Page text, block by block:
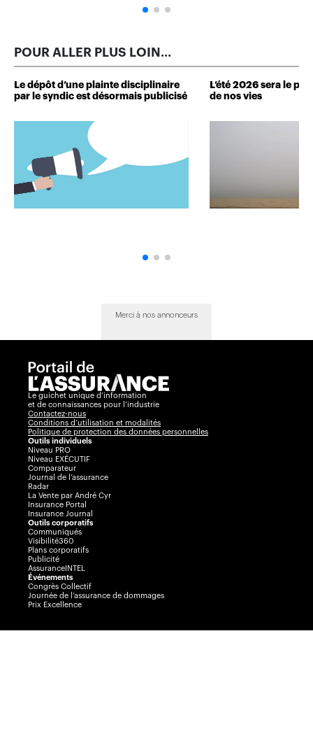
POUR ALLER PLUS LOIN...
Le dépôt d’une plainte disciplinaire
par le syndic est désormais publicisé
L’été 2026 sera le
de nos vies
Merci à nos annonceurs
Le guichet unique d’information
et de connaissances pour l’industrie
Contactez-nous
Conditions d’utilisation et modalités
Politique de protection des données personnelles
Outils individuels
Niveau PRO
Niveau EXÉCUTIF
Comparateur
Journal de l’assurance
Radar
La Vente par André Cyr
Insurance Portal
Insurance Journal
Outils corporatifs
Communiqués
Visibilité360
Plans corporatifs
Publicité
AssuranceINTEL
Événements
Congrès Collectif
Journée de l’assurance de dommages
Prix Excellence